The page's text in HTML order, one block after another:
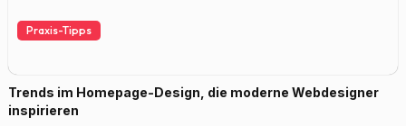
Praxis-Tipps
Trends im Homepage-Design, die moderne Webdesigner
inspirieren